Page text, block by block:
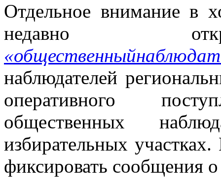
Отдельное внимание в
недавно
наблюдателей
оперативного
общественных
избирательных участках.
фиксировать сообщения